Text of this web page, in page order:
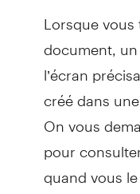
Lorsque
document,
l’écran
créé dans
On vous
pour
quand vous